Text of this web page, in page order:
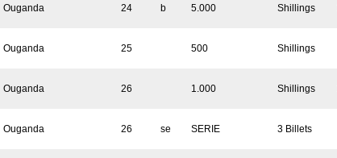
Ouganda 24 b 5.000 Shillings
Ouganda 25 500 Shillings
Ouganda 26 1.000 Shillings
Ouganda 26 se SERIE 3 Billets